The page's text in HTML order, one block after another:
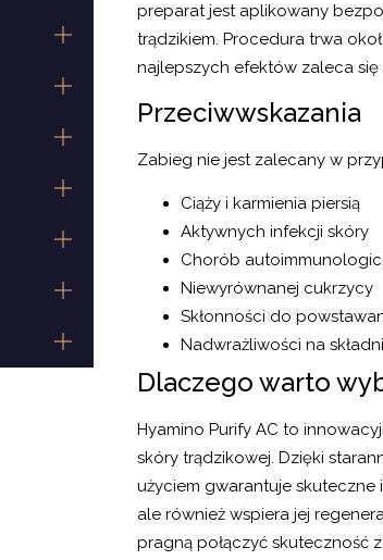
preparat jest aplikowany
trądzikiem. Procedura trwa
najlepszych efektów zaleca
Przeciwwskazania
Zabieg nie jest zalecany w
Ciąży i karmienia piersią
Aktywnych infekcji skóry
Chorób
Niewyrównanej cukrzycy
Skłonności do
Nadwrażliwości na
Dlaczego warto
Hyamino Purify AC to
skóry trądzikowej. Dzięki
użyciem gwarantuje skuteczne
ale również wspiera jej
pragną połączyć skuteczność